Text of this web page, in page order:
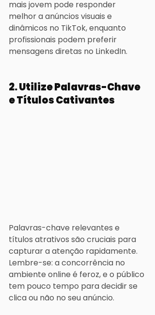
mais jovem pode responder
melhor a anúncios visuais e
dinâmicos no TikTok, enquanto
profissionais podem preferir
mensagens diretas no LinkedIn.
2. Utilize Palavras-Chave
e Títulos Cativantes
Palavras-chave relevantes e
títulos atrativos são cruciais para
capturar a atenção rapidamente.
Lembre-se: a concorrência no
ambiente online é feroz, e o público
tem pouco tempo para decidir se
clica ou não no seu anúncio.